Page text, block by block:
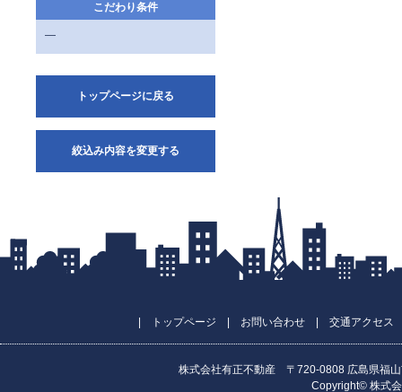
こだわり条件
—
トップページに戻る
絞込み内容を変更する
トップページ お問い合わせ 交通アクセス
株式会社有正不動産 〒720-0808 広島県福
Copyright© 株式